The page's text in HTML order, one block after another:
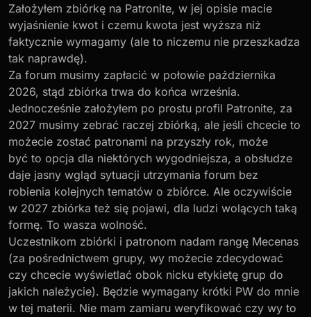
Założyłem zbiórkę na Patronite, w jej opisie macie
wyjaśnienie kwot i czemu kwota jest wyższa niż
faktycznie wymagamy (ale to niczemu nie przeszkadza
tak naprawdę).
Za forum musimy zapłacić w połowie października
2026, stąd zbiórka trwa do końca września.
Jednocześnie założyłem po prostu profil Patronite, za
2027 musimy zebrać raczej zbiórką, ale jeśli chcecie to
możecie zostać patronami na przyszły rok, może
być to opcja dla niektórych wygodniejsza, a obsłudze
daje jasny wgląd sytuacji utrzymania forum bez
robienia kolejnych tematów o zbiórce. Ale oczywiście
w 2027 zbiórka też się pojawi, dla ludzi wolących taką
formę. To wasza wolność.
Uczestnikom zbiórki i patronom nadam rangę Mecenas
(za pośrednictwem grupy, wy możecie zdecydować
czy chcecie wyświetlać obok nicku etykietę grup do
jakich należycie). Będzie wymagany krótki PW do mnie
w tej materii. Nie mam zamiaru weryfikować czy wy to